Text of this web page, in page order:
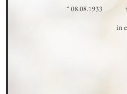
* 08.08.1933
in